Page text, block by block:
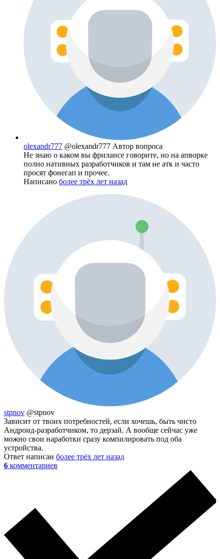
olexandr777 @olexandr777 Автор вопроса
Не знаю о каком вы фрилансе говорите, но на апворке
полно нативных разработчиков и там не атк и часто
просят фонегап и прочее.
Написано более трёх лет назад
stpnov @stpnov
Зависит от твоих потребностей, если хочешь, быть чисто
Андроид-разработчиком, то дерзай. А вообще сейчас уже
можно свои наработки сразу компилировать под оба
устройства.
Ответ написан более трёх лет назад
6 комментариев